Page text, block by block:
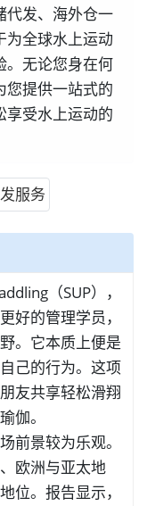
代发、海外仓一
为全球水上运动
。无论您身在何
您提供一站式的
享受水上运动的
（SUP），
好的管理学员，
。它本质上便是
己的行为。这项
友共享轻松滑翔
伽。
前景较为乐观。
欧洲与亚太地
位。报告显示，